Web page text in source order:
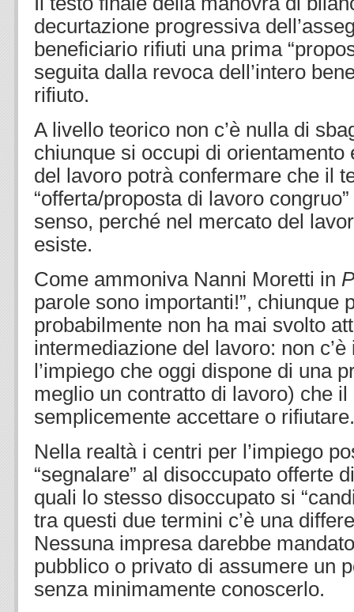
decurtazione progressiva
beneficiario rifiuti una prima
seguita dalla revoca dell’intero
rifiuto.
A livello teorico non c’è nulla di
chiunque si occupi di orientamento
del lavoro potrà confermare che il
“offerta/proposta di lavoro
senso, perché nel mercato del
esiste.
Come ammoniva Nanni Moretti in
parole sono importanti!”, chiunque
probabilmente non ha mai svolto
intermediazione del lavoro: non
l’impiego che oggi dispone di una
meglio un contratto di lavoro) che
semplicemente accettare o rifiutare.
Nella realtà i centri per l’impiego
“segnalare” al disoccupato offerte
quali lo stesso disoccupato si
tra questi due termini c’è una
Nessuna impresa darebbe
pubblico o privato di assumere un
senza minimamente conoscerlo.